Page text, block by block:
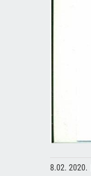
8.02. 2020.